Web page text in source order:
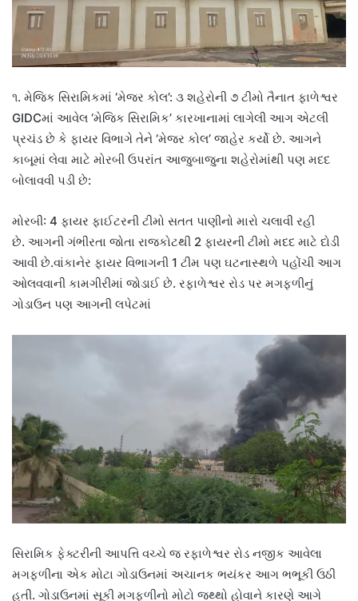
૧. મેજિક સિરામિકમાં ‘મેજર કોલ’: ૩ શહેરોની ૭ ટીમો તૈનાત ફાળેશ્વર
GIDCમાં આવેલ ‘મેજિક સિરામિક’ કારખાનામાં લાગેલી આગ એટલી
પ્રચંડ છે કે ફાયર વિભાગે તેને ‘મેજર કોલ’ જાહેર કર્યો છે. આગને
કાબૂમાં લેવા માટે મોરબી ઉપરાંત આજુબાજુના શહેરોમાંથી પણ મદદ
બોલાવવી પડી છે:
મોરબી: 4 ફાયર ફાઈટરની ટીમો સતત પાણીનો મારો ચલાવી રહી
છે. આગની ગંભીરતા જોતા રાજકોટથી 2 ફાયરની ટીમો મદદ માટે દોડી
આવી છે.વાંકાનેર ફાયર વિભાગની 1 ટીમ પણ ઘટનાસ્થળે પહોંચી આગ
ઓલવવાની કામગીરીમાં જોડાઈ છે. રફાળેશ્વર રોડ પર મગફળીનું
ગોડાઉન પણ આગની લપેટમાં
સિરામિક ફેક્ટરીની આપત્તિ વચ્ચે જ રફાળેશ્વર રોડ નજીક આવેલા
મગફળીના એક મોટા ગોડાઉનમાં અચાનક ભયંકર આગ ભભૂકી ઉઠી
હતી. ગોડાઉનમાં સૂકી મગફળીનો મોટો જથ્થો હોવાને કારણે આગે